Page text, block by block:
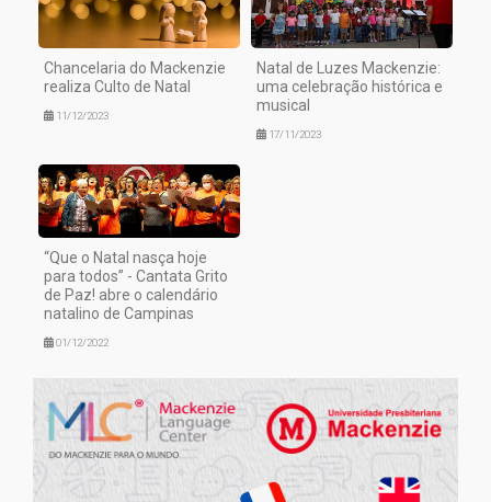
Chancelaria do Mackenzie
realiza Culto de Natal
11/12/2023
Natal de Luzes Mackenzie:
uma celebração histórica e
musical
17/11/2023
“Que o Natal nasça hoje
para todos” - Cantata Grito
de Paz! abre o calendário
natalino de Campinas
01/12/2022